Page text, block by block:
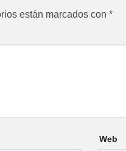
están marcados con *
Web